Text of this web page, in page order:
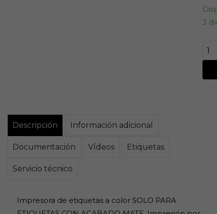
3
Descripción Información adicional
Documentación Vídeos Etiquetas
Servicio técnico
Impresora de etiquetas a color SOLO PARA